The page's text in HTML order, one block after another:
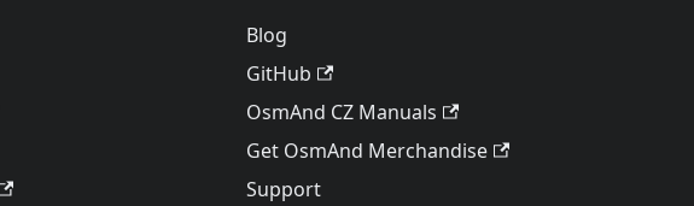
Blog
GitHub
OsmAnd CZ Manuals
Get OsmAnd Merchandise
Support